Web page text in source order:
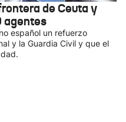
de Ceuta y
agentes
español un refuerzo
y la Guardia Civil y que el